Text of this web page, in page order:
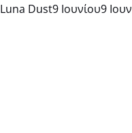
Luna Dust9 Ιουνίου9 Ιουν